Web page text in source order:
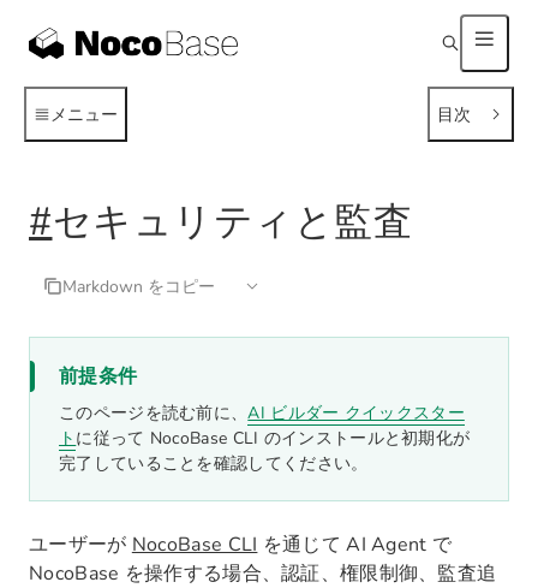
メニュー 目次
#セキュリティと監査
Markdown をコピー
前提条件
このページを読む前に、AI ビルダー クイックスター
ト に従って NocoBase CLI のインストールと初期化が
完了していることを確認してください。
ユーザーが NocoBase CLI を通じて AI Agent で
NocoBase を操作する場合、認証、権限制御、監査追